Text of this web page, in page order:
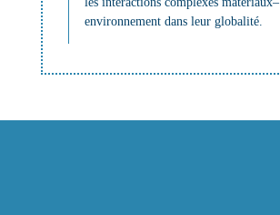
environnement dans leur globalité.